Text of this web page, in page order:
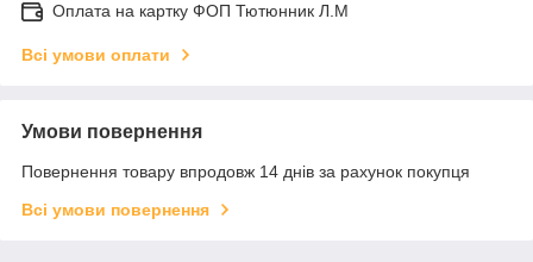
Оплата на картку ФОП Тютюнник Л.М
Всі умови оплати
Умови повернення
Повернення товару впродовж 14 днів за рахунок покупця
Всі умови повернення